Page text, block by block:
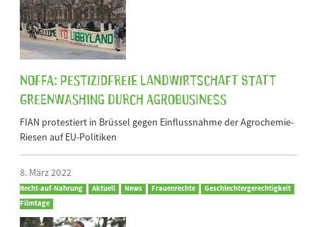
NoFFA: Pestizidfreie Landwirtschaft statt
Greenwashing durch Agrobusiness
FIAN protestiert in Brüssel gegen Einflussnahme der Agrochemie-
Riesen auf EU-Politiken
8. März 2022
Recht-auf-Nahrung Aktuell News Frauenrechte
Geschlechtergerechtigkeit
Filmtage